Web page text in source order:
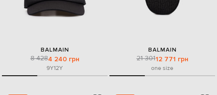
BALMAIN
8 4284 240 грн
9Y12Y
BALMAIN
21 30112 771 грн
one size